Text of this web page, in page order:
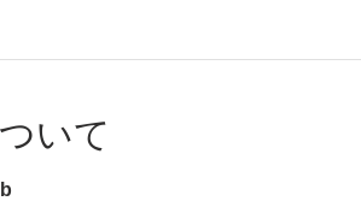
いて